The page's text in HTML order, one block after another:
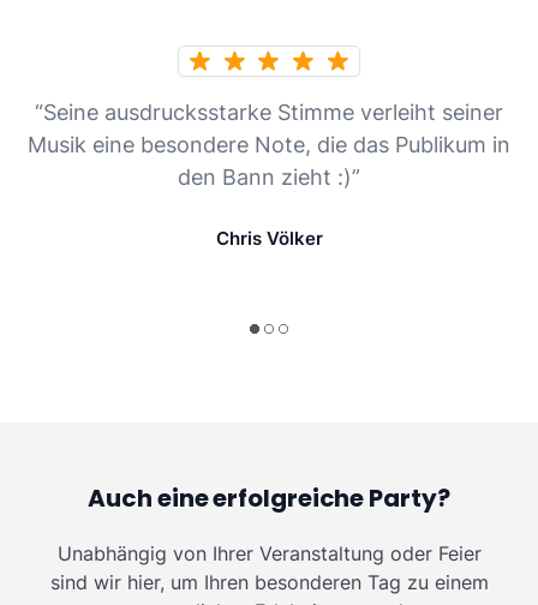
“Seine ausdrucksstarke Stimme verleiht seiner
Musik eine besondere Note, die das Publikum in
den Bann zieht :)”
Chris Völker
Auch eine erfolgreiche Party?
Unabhängig von Ihrer Veranstaltung oder Feier
sind wir hier, um Ihren besonderen Tag zu einem